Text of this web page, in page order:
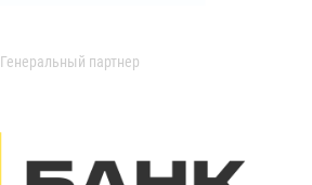
Генеральный партнер